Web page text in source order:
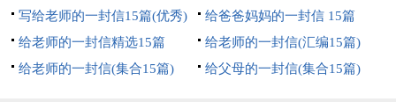
篇写给老师的一封信15篇(优秀)
给爸爸妈妈的一封信 15篇
给老师的一封信精选15篇
给老师的一封信(汇编15篇)
给老师的一封信(集合15篇)
给父母的一封信(集合15篇)